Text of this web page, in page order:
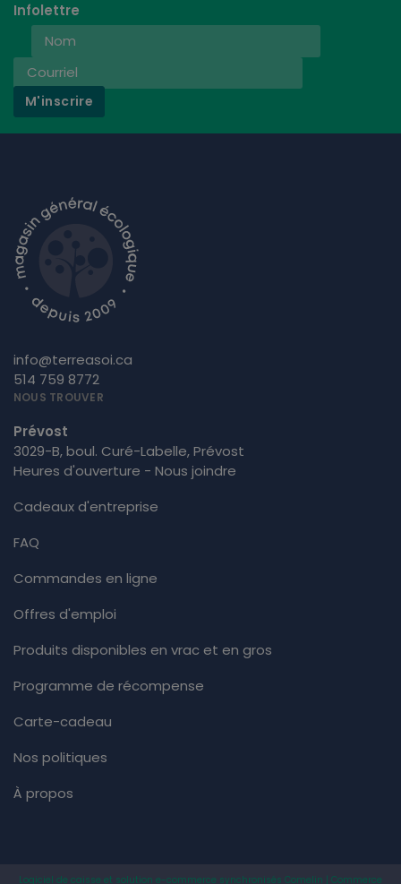
Infolettre
M'inscrire
info@terreasoi.ca
514 759 8772
NOUS TROUVER
Prévost
3029-B, boul. Curé-Labelle, Prévost
Heures d'ouverture - Nous joindre
Cadeaux d'entreprise
FAQ
Commandes en ligne
Offres d'emploi
Produits disponibles en vrac et en gros
Programme de récompense
Carte-cadeau
Nos politiques
À propos
Logiciel de caisse et solution e-commerce synchronisés Comelin | Commerce